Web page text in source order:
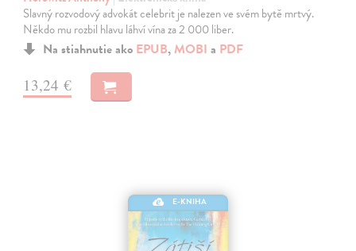
Slavný rozvodový advokát celebrit je nalezen ve svém bytě mrtvý.
Někdo mu rozbil hlavu láhví vína za 2 000 liber.
Na stiahnutie ako EPUB, MOBI a PDF
13,24 €
E-KNIHA